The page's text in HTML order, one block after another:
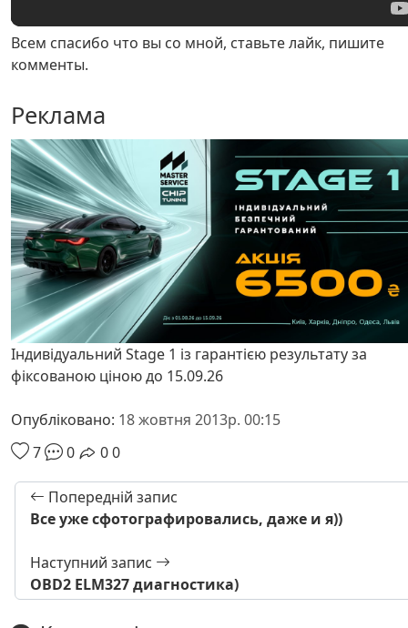
Всем спасибо что вы со мной, ставьте лайк, пишите
комменты.
Реклама
Індивідуальний Stage 1 із гарантією результату за
фіксованою ціною до 15.09.26
Опубліковано: 18 жовтня 2013р. 00:15
7
0 00
Попередній запис
Все уже сфотографировались, даже и я))
Наступний запис
OBD2 ELM327 диагностика)